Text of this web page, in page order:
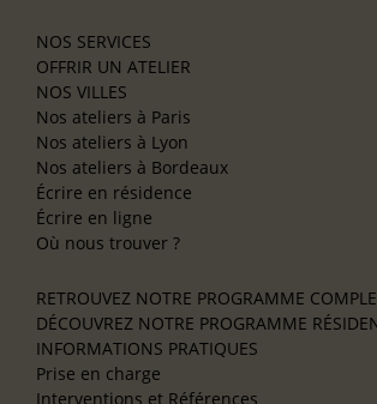
NOS SERVICES
OFFRIR UN ATELIER
NOS VILLES
Nos ateliers à Paris
Nos ateliers à Lyon
Nos ateliers à Bordeaux
Écrire en résidence
Écrire en ligne
Où nous trouver ?
RETROUVEZ NOTRE PROGRAMME
DÉCOUVREZ NOTRE PROGRAMME
INFORMATIONS PRATIQUES
Prise en charge
Interventions et Références